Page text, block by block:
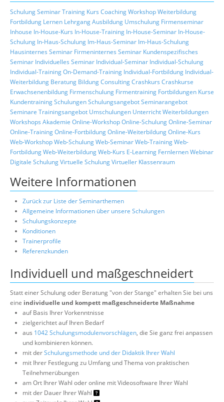
SchulungSeminarTraining Kurs CoachingWorkshopWeiterbildung
Fortbildung Lernen LehrgangAusbildung Umschulung Firmenseminar
Inhouse In-House-Kurs In-House-Training In-House-Seminar In-House-
Schulung In-Haus-Schulung Im-Haus-Seminar Im-Haus-Schulung
Hausinternes Seminar Firmeninternes Seminar Kundenspezifisches
Seminar Individuelles Seminar Individual-Seminar Individual-Schulung
Individual-TrainingOn-Demand-Training Individual-Fortbildung Individual-
Weiterbildung Beratung BildungConsultingCrashkurs Crashkurse
Erwachsenenbildung Firmenschulung Firmentraining Fortbildungen Kurse
KundentrainingSchulungenSchulungsangebotSeminarangebot
Seminare Trainingsangebot Umschulungen UnterrichtWeiterbildungen
Workshops Akademie Online-WorkshopOnline-SchulungOnline-Seminar
Online-TrainingOnline-FortbildungOnline-WeiterbildungOnline-Kurs
Web-WorkshopWeb-SchulungWeb-SeminarWeb-TrainingWeb-
FortbildungWeb-WeiterbildungWeb-Kurs E-Learning FernlernenWebinar
Digitale SchulungVirtuelle SchulungVirtueller Klassenraum
Weitere Informationen
Zurück zur Liste der Seminarthemen
Allgemeine Informationen über unsere Schulungen
Schulungskonzepte
Konditionen
Trainerprofile
Referenzkunden
Individuell und maßgeschneidert
Statt einer Schulung oder Beratung "von der Stange" erhalten Sie bei uns
eine individuelle und kompett maßgeschneiderte Maßnahme
auf Basis Ihrer Vorkenntnisse
zielgerichtet auf Ihren Bedarf
aus 1042 Schulungsmodulenvorschlägen, die Sie ganz frei anpassen
und kombinieren können.
mit derSchulungsmethode und der Didaktik Ihrer Wahl
mit Ihrer Festlegung zu Umfang und Thema von praktischen
Teilnehmerübungen
am Ort Ihrer Wahl oder online mit Videosoftware Ihrer Wahl
mit der Dauer Ihrer Wahl